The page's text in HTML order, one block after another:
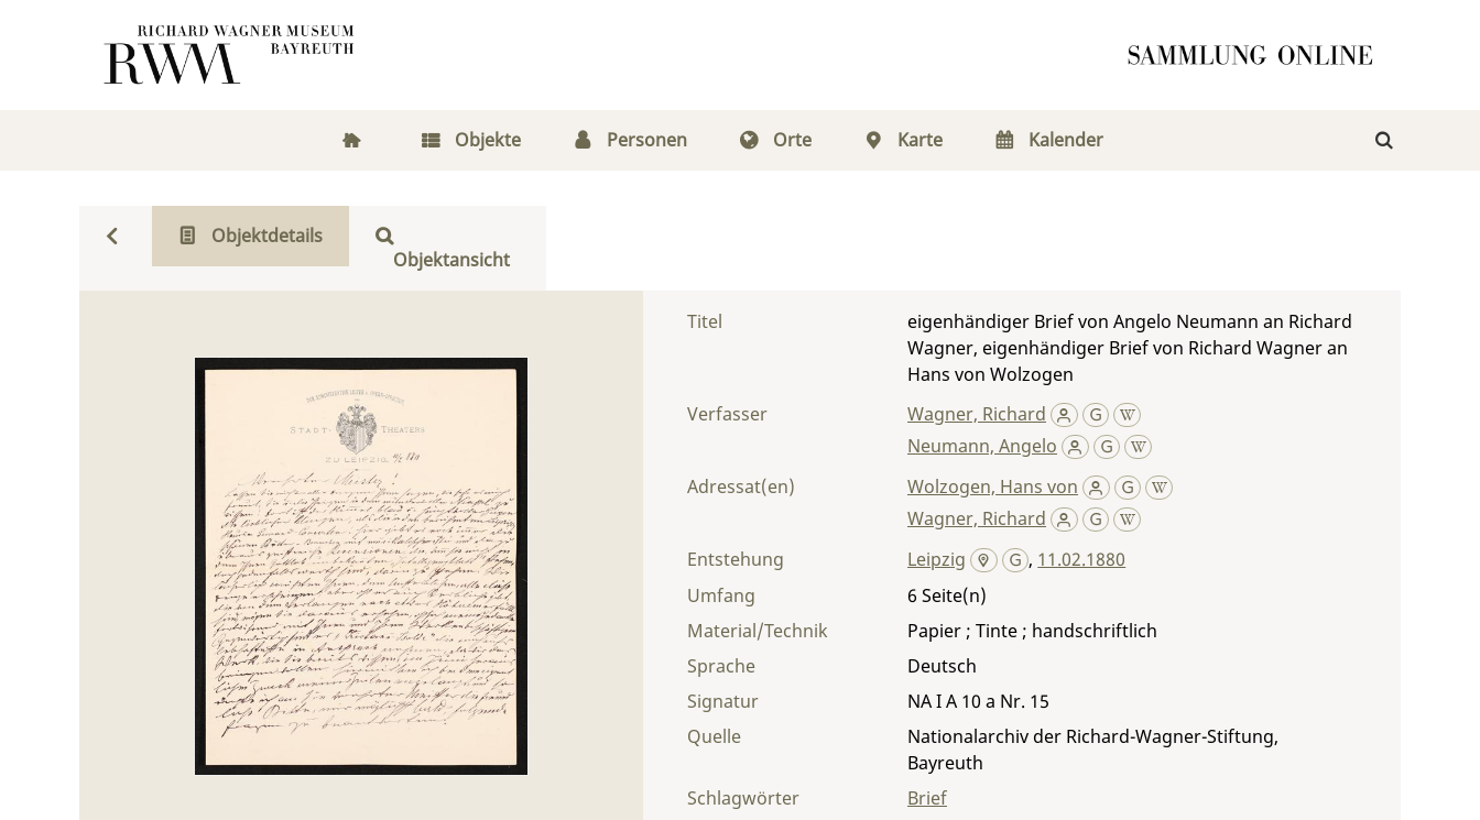
Objekte Personen Orte Karte Kalender
Objektdetails
Objektansicht
Titel
eigenhändiger Brief von Angelo Neumann an Richard
Wagner, eigenhändiger Brief von Richard Wagner an
Hans von Wolzogen
Verfasser
Wagner, Richard
Neumann, Angelo
Adressat(en)
Wolzogen, Hans von
Wagner, Richard
Entstehung
Leipzig , 11.02.1880
Umfang
6
Material/Technik
Papier ; Tinte ; handschriftlich
Sprache
Deutsch
Signatur
NA I A 10 a Nr. 15
Quelle
Nationalarchiv der Richard-Wagner-Stiftung,
Bayreuth
Schlagwörter
Brief